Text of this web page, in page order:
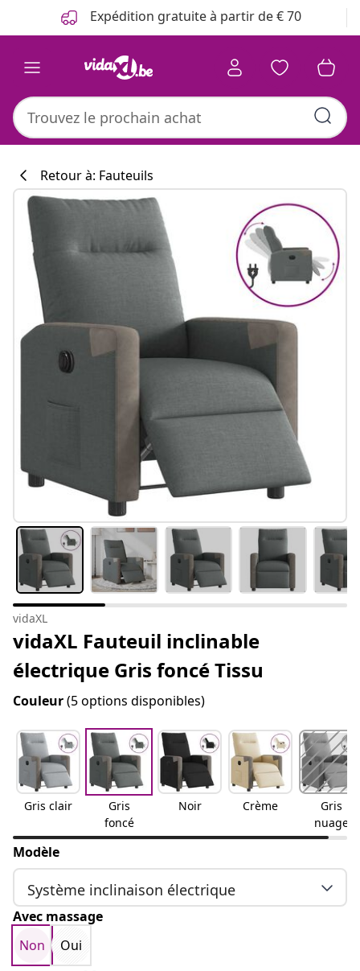
Expédition gratuite à partir de € 70
Retour à: Fauteuils
vidaXL
vidaXL Fauteuil inclinable
électrique Gris foncé Tissu
Couleur(5 options disponibles)
Gris clair
Gris
foncé
Noir Crème
Gris
nuage
Modèle
Système inclinaison électrique
Avec massage
Non
Oui